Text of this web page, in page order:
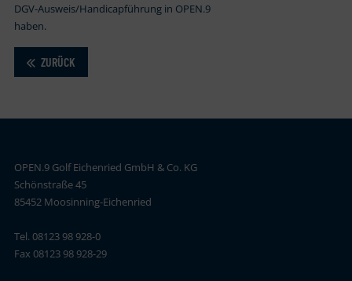
DGV-Ausweis/Handicapführung in OPEN.9
haben.
ZURÜCK
OPEN.9 Golf Eichenried GmbH & Co. KG
Schönstraße 45
85452 Moosinning-Eichenried
Tel. 08123 98 928-0
Fax 08123 98 928-29